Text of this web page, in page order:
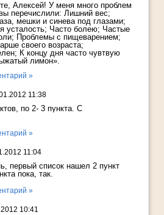
Алексей! У меня много проблем
перечислили: Лишний вес;
мешки и синева под глазами;
усталость; Часто болею; Частые
Проблемы с пищеварением;
своего возраста;
К концу дня часто чувтвую
лимон».
»
11:38
по 2- 3 пункта. С
»
11:04
первый список нашел 2 пункт
пока, так.
»
10:41